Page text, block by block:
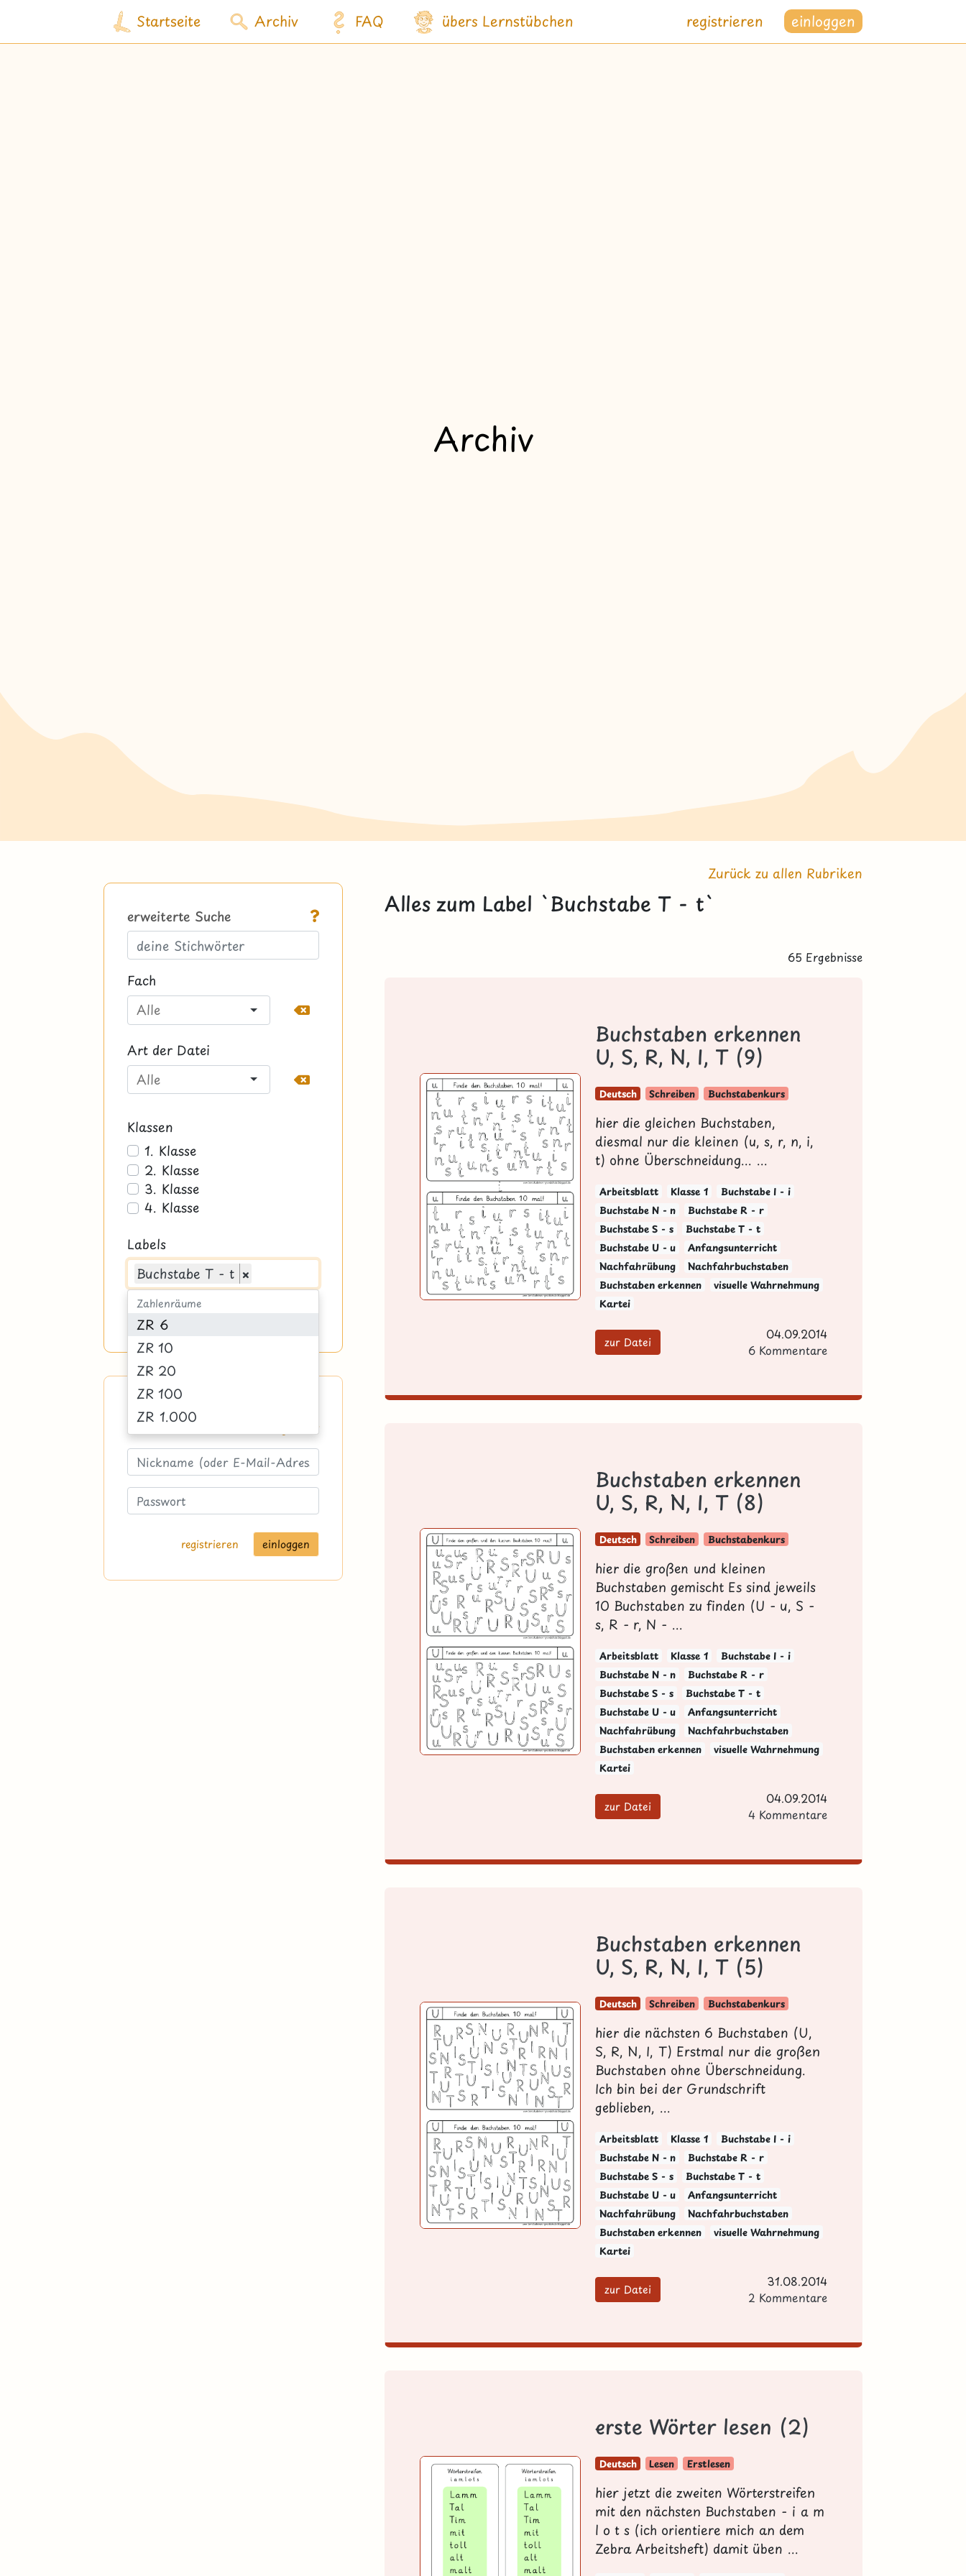
Startseite Archiv FAQ übers Lernstübchen registrieren einloggen
Archiv
Zurück zu allen Rubriken
erweiterte Suche
Fach
Art der Datei
Klassen
1. Klasse
2. Klasse
3. Klasse
4. Klasse
Labels
Buchstabe T - t ×
Zahlenräume
ZR 6
ZR 10
ZR 20
ZR 100
ZR 1.000
ZR 10.000
ZR 100.000
ZR 1.000.000
Zahlen
mit Einern
mit ZE-Zahlen
Logge dich ein
registrieren
Alles zum Label `Buchstabe T - t`
65 Ergebnisse
Buchstaben erkennen
U, S, R, N, I, T (9)
Deutsch Schreiben Buchstabenkurs
hier die gleichen Buchstaben,
diesmal nur die kleinen (u, s, r, n, i,
t) ohne Überschneidung... ...
Arbeitsblatt Klasse 1
Buchstabe I - i
Buchstabe N - n
Buchstabe R - r
Buchstabe S - s
Buchstabe T - t
Buchstabe U - u
Anfangsunterricht
Nachfahrübung
Nachfahrbuchstaben
Buchstaben erkennen
visuelle Wahrnehmung
Kartei
zur Datei
04.09.2014
6 Kommentare
Buchstaben erkennen
U, S, R, N, I, T (8)
Deutsch Schreiben Buchstabenkurs
hier die großen und kleinen
Buchstaben gemischt Es sind jeweils
10 Buchstaben zu finden (U - u, S -
s, R - r, N - ...
Arbeitsblatt Klasse 1
Buchstabe I - i
Buchstabe N - n
Buchstabe R - r
Buchstabe S - s
Buchstabe T - t
Buchstabe U - u
Anfangsunterricht
Nachfahrübung
Nachfahrbuchstaben
Buchstaben erkennen
visuelle Wahrnehmung
Kartei
zur Datei
04.09.2014
4 Kommentare
Buchstaben erkennen
U, S, R, N, I, T (5)
Deutsch Schreiben Buchstabenkurs
hier die nächsten 6 Buchstaben (U,
S, R, N, I, T) Erstmal nur die großen
Buchstaben ohne Überschneidung.
Ich bin bei der Grundschrift
geblieben, ...
Arbeitsblatt Klasse 1
Buchstabe I - i
Buchstabe N - n
Buchstabe R - r
Buchstabe S - s
Buchstabe T - t
Buchstabe U - u
Anfangsunterricht
Nachfahrübung
Nachfahrbuchstaben
Buchstaben erkennen
visuelle Wahrnehmung
Kartei
zur Datei
31.08.2014
2 Kommentare
erste Wörter lesen (2)
Deutsch Lesen Erstlesen
hier jetzt die zweiten Wörterstreifen
mit den nächsten Buchstaben - i a m
l o t s (ich orientiere mich an dem
Zebra Arbeitsheft) damit üben ...
wähle Labels